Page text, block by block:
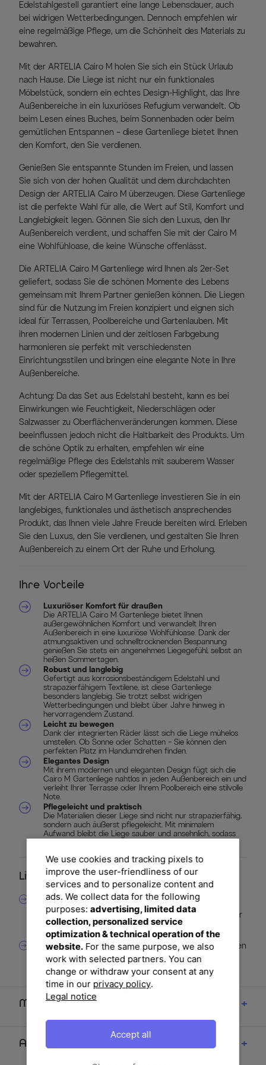
Edelstahlgestell garantiert eine lange Lebensdauer, auch
bei widrigen Wetterbedingungen. Dennoch empfehlen wir
eine regelmäßige Pflege, um die Schönheit des Materials zu
bewahren.
Mit der ARTELIA Cairo M holen Sie sich ein Stück Urlaub
nach Hause. Die Liege ist nicht nur ein funktionales
Möbelstück, sondern ein echtes Design-Highlight, das Ihre
Außenbereiche in ein luxuriöses Refugium verwandelt. Ob
beim Lesen eines Buches, beim Sonnenbaden oder beim
gemütlichen Entspannen – diese Gartenliege bietet Ihnen
den Komfort, den Sie verdienen.
Genießen Sie entspannte Stunden im Freien, und lassen
Sie sich von der hohen Qualität und dem durchdachten
Design der ARTELIA Cairo M überzeugen. Diese Gartenliege
ist die perfekte Wahl für alle, die Wert auf Stil, Komfort und
Langlebigkeit legen. Gönnen Sie sich den Luxus, den Ihr
Außenbereich verdient, und schaffen Sie mit der Cairo M
eine Wohlfühloase, die keine Wünsche offenlässt.
Die ARTELIA Cairo M Gartenliege wird Ihnen als 2er-Set
geliefert, sodass Sie die schönen Momente des Lebens
gemeinsam mit Ihrem Partner genießen können. Die Liegen
sind für die Nutzung im Freien konzipiert und eignen sich
ideal für Terrassen, Poolbereiche und Gartenlauben. Mit
ihren modernen Linien und der zeitlosen Farbgebung
harmonieren sie perfekt mit verschiedensten
Einrichtungsstilen und bringen eine elegante Note in Ihre
Außenbereiche.
Achtung: Da das Set aus Edelstahl besteht, kann es bei
Einwirkungen wie Feuchtigkeit, Niederschlägen oder
Salzwasser zu Oberflächenveränderungen kommen. Diese
beeinflussen jedoch nicht die Haltbarkeit des Produkts. Um
die schöne Optik zu erhalten, empfehlen wir eine
regelmäßige Pflege des Edelstahls mit sauberem Wasser
oder speziellem Pflegemittel.
Mit der ARTELIA Cairo M Gartenliege investieren Sie in ein
langlebiges, funktionales und ästhetisch ansprechendes
Produkt, das Ihnen viele Jahre Freude bereiten wird. Erleben
Sie den Luxus, den Sie verdienen, und gestalten Sie Ihren
Außenbereich zu einem Ort der Ruhe und Erholung.
Ihre Vorteile
Luxuriöser Komfort für draußen
Die ARTELIA Cairo M Gartenliege bietet Ihnen
außergewöhnlichen Komfort und verwandelt Ihren
Außenbereich in eine luxuriöse Wohlfühloase. Dank der
atmungsaktiven und schnelltrocknenden Bespannung
genießen Sie stets ein angenehmes Liegegefühl, selbst an
heißen Sommertagen.
Robust und langlebig
Gefertigt aus korrosionsbeständigem Edelstahl und
strapazierfähigem Textilene, ist diese Gartenliege
besonders langlebig. Sie trotzt selbst widrigen
Wetterbedingungen und bleibt über Jahre hinweg in
hervorragendem Zustand.
Leicht zu bewegen
Dank der integrierten Räder lässt sich die Liege mühelos
umstellen. Ob Sonne oder Schatten – Sie können den
perfekten Platz im Handumdrehen finden.
Elegantes Design
Mit ihrem modernen und eleganten Design fügt sich die
Cairo M Gartenliege nahtlos in jeden Außenbereich ein und
verleiht Ihrer Terrasse oder Ihrem Poolbereich eine stilvolle
Note.
Pflegeleicht und praktisch
Die Materialien dieser Liege sind nicht nur strapazierfähig,
sondern auch äußerst pflegeleicht. Mit minimalem
Aufwand bleibt die Liege sauber und ansehnlich, sodass
Lieferumfang
2x ARTELIA Cairo M Gartenliege, Silber/Grau,
Edelstahl/Textilene, ca. 200 x 60 cm, mit verstellbarer
Rückenlehne und abnehmbaren Armlehnen.
2x Integrierte Räder für einfaches Umstellen der Liegen
im Außenbereich.
Maße
Artikelmerkmale & Materialien
We use cookies and tracking pixels to
improve the user-friendliness of our
services and to personalize content and
ads. We collect data for the following
purposes: advertising, limited data
collection, personalized service
optimization & technical operation of the
website.For the same purpose, we also
work with selected partners. You can
change or withdraw your consent at any
time in our privacy policy.
Legal notice
Accept all